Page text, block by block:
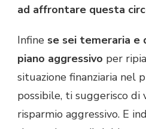
ad affrontare questa
Infine se sei temeraria e
piano aggressivo per
situazione finanziaria nel
possibile, ti suggerisco
risparmio aggressivo. E